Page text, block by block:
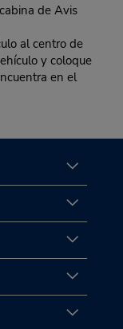
de Avis
al centro de
y coloque
en el